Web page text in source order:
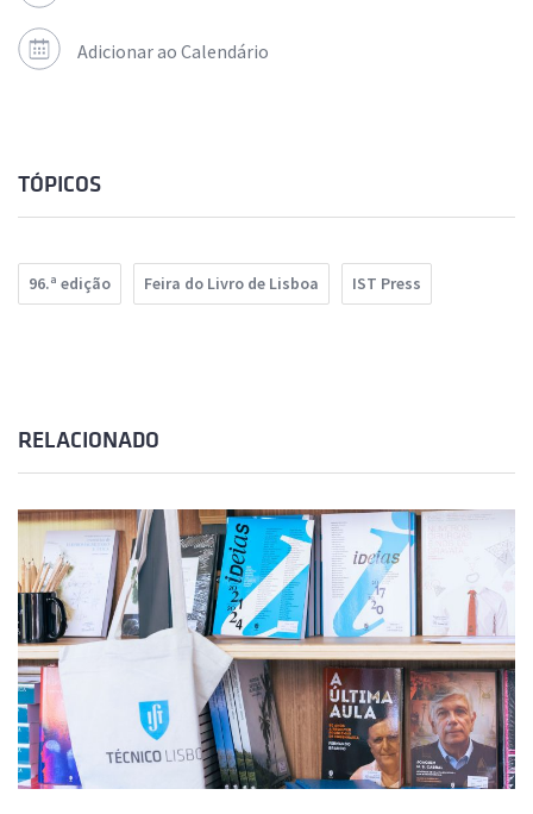
Adicionar ao Calendário
TÓPICOS
96.ª edição Feira do Livro de Lisboa IST Press
RELACIONADO